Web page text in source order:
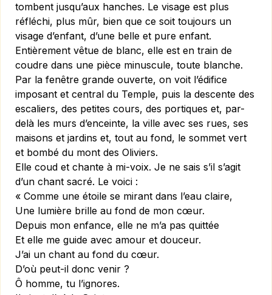
tombent jusqu’aux hanches. Le visage est plus
réfléchi, plus mûr, bien que ce soit toujours un
visage d’enfant, d’une belle et pure enfant.
Entièrement vêtue de blanc, elle est en train de
coudre dans une pièce minuscule, toute blanche.
Par la fenêtre grande ouverte, on voit l’édifice
imposant et central du Temple, puis la descente des
escaliers, des petites cours, des portiques et, par-
delà les murs d’enceinte, la ville avec ses rues, ses
maisons et jardins et, tout au fond, le sommet vert
et bombé du mont des Oliviers.
Elle coud et chante à mi-voix. Je ne sais s’il s’agit
d’un chant sacré. Le voici :
« Comme une étoile se mirant dans l’eau claire,
Une lumière brille au fond de mon cœur.
Depuis mon enfance, elle ne m’a pas quittée
Et elle me guide avec amour et douceur.
J’ai un chant au fond du cœur.
D’où peut-il donc venir ?
Ô homme, tu l’ignores.